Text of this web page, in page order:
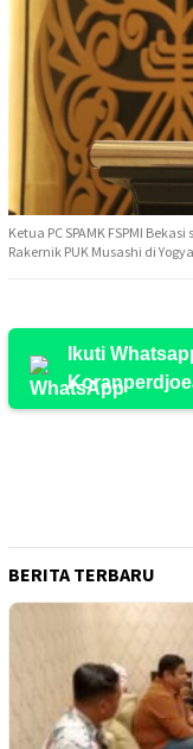
Ketua PC SPAMK FSPMI
Rakernik PUK Musashi di
Ikuti
BERITA TERBARU